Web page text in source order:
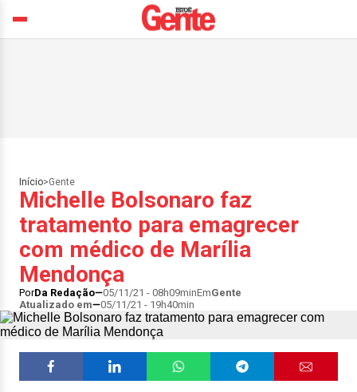
Início>Gente
Michelle Bolsonaro faz
tratamento para emagrecer
com médico de Marília
Mendonça
PorDa Redação 05/11/21 - 08h09minEmGente
Atualizado em
05/11/21 - 19h40min